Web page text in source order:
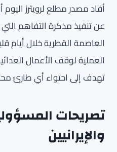
أفاد مصدر مطلع لرويترز
عن تنفيذ مذكرة التفاهم
العاصمة القطرية خلال أيام
العملية لوقف الأعمال
تهدف إلى احتواء أي طارئ
تصريحات
والإيرانيين